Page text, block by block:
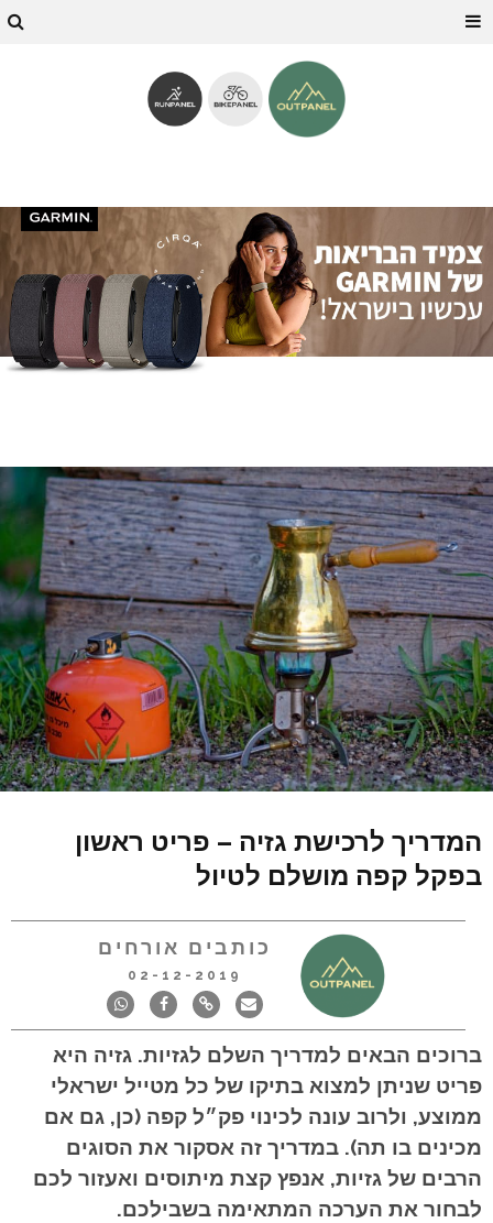
המדריך לרכישת גזיה – פריט ראשון
בפקל קפה מושלם לטיול
כותבים אורחים
02-12-2019
ברוכים הבאים למדריך השלם לגזיות. גזיה היא
פריט שניתן למצוא בתיקו של כל מטייל ישראלי
ממוצע, ולרוב עונה לכינוי פק״ל קפה (כן, גם אם
מכינים בו תה). במדריך זה אסקור את הסוגים
הרבים של גזיות, אנפץ קצת מיתוסים ואעזור לכם
לבחור את הערכה המתאימה בשבילכם.